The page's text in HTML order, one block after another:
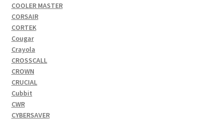
COOLER MASTER
CORSAIR
CORTEK
Cougar
Crayola
CROSSCALL
CROWN
CRUCIAL
Cubbit
CWR
CYBERSAVER